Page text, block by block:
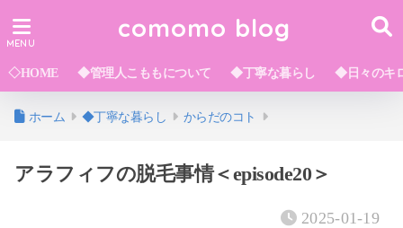
comomo blog
◇HOME ◆管理人こももについて ◆丁寧な暮らし ◆日々のキ
ホーム ◆丁寧な暮らし からだのコト
アラフィフの脱毛事情＜episode20＞
2025-01-19